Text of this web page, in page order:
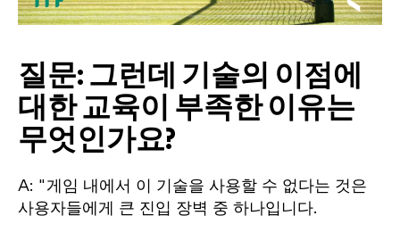
질문: 그런데 기술의 이점에
대한 교육이 부족한 이유는
무엇인가요?
A: "게임 내에서 이 기술을 사용할 수 없다는 것은
사용자들에게 큰 진입 장벽 중 하나입니다.